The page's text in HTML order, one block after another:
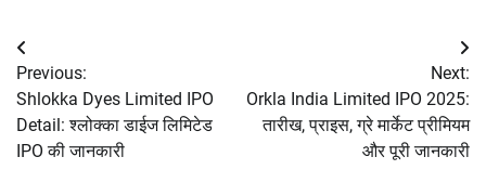
Post
navigation
Previous:
Shlokka Dyes Limited IPO
Detail: श्लोक्का डाईज लिमिटेड
IPO की जानकारी
Next:
Orkla India Limited IPO 2025:
तारीख, प्राइस, ग्रे मार्केट प्रीमियम
और पूरी जानकारी